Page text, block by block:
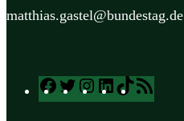
matthias.gastel@bundestag.de
Facebook
TwitterInstagram
LinkedIn
TikTok